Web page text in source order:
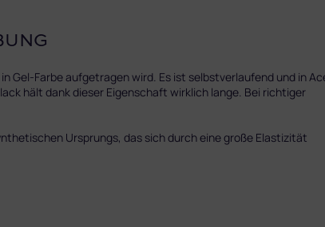
in Gel-Farbe aufgetragen wird. Es ist selbstverlaufend und in
hält dank dieser Eigenschaft wirklich lange. Bei richtiger
Ursprungs, das sich durch eine große Elastizität